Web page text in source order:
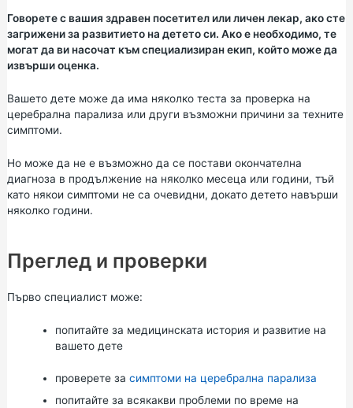
Говорете с вашия здравен посетител или личен лекар, ако сте
загрижени за развитието на детето си. Ако е необходимо, те
могат да ви насочат към специализиран екип, който може да
извърши оценка.
Вашето дете може да има няколко теста за проверка на
церебрална парализа или други възможни причини за техните
симптоми.
Но може да не е възможно да се постави окончателна
диагноза в продължение на няколко месеца или години, тъй
като някои симптоми не са очевидни, докато детето навърши
няколко години.
Преглед и проверки
Първо специалист може:
попитайте за медицинската история и развитие на
вашето дете
проверете за симптоми на церебрална парализа
попитайте за всякакви проблеми по време на